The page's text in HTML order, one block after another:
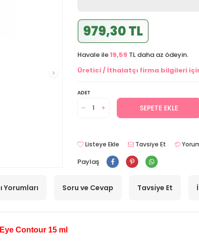
979,30 TL
Havale ile19,59 TL daha az ödeyin.
Üretici / İthalatçı firma bilgileri için
ADET
SEPETE EKLE
Listeye Ekle Tavsiye Et
Paylaş
Yorumları Soru ve Cevap Tavsiye Et
Contour 15 ml